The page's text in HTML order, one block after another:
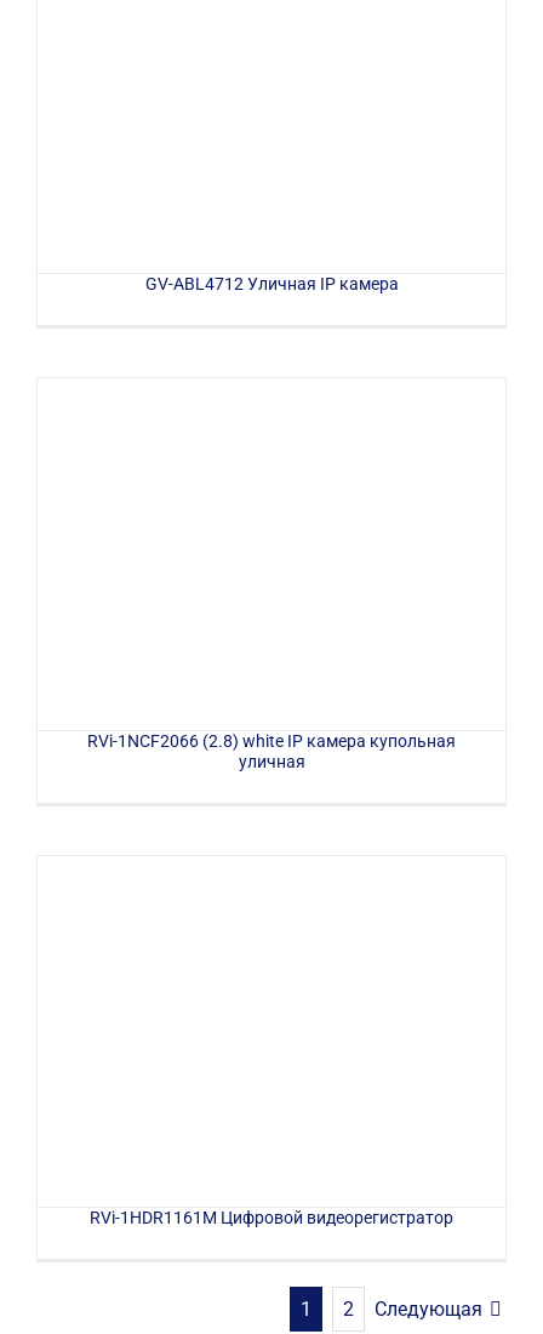
GV-ABL4712 Уличная IP камера
RVi-1NCF2066 (2.8) white IP камера купольная
уличная
RVi-1HDR1161M Цифровой видеорегистратор
1 2 Следующая